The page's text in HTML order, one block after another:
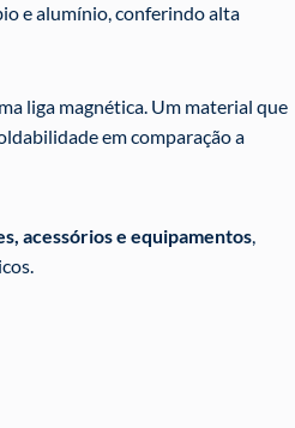
e alumínio, conferindo alta
liga magnética. Um material que
em comparação a
acessórios e equipamentos,